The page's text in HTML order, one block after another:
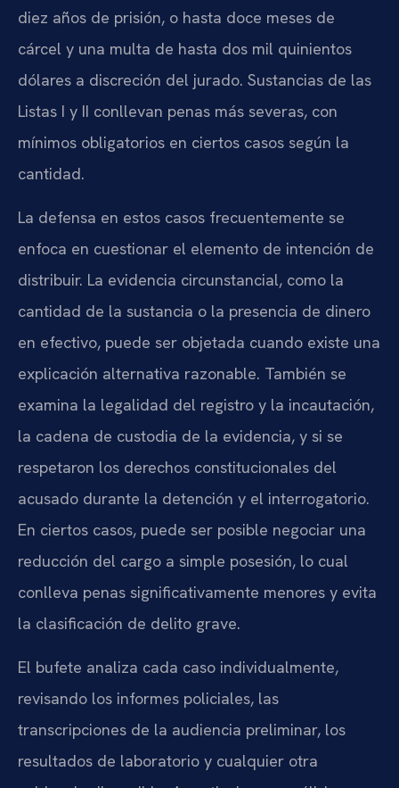
diez años de prisión, o hasta doce meses de
cárcel y una multa de hasta dos mil quinientos
dólares a discreción del jurado. Sustancias de las
Listas I y II conllevan penas más severas, con
mínimos obligatorios en ciertos casos según la
cantidad.
La defensa en estos casos frecuentemente se
enfoca en cuestionar el elemento de intención de
distribuir. La evidencia circunstancial, como la
cantidad de la sustancia o la presencia de dinero
en efectivo, puede ser objetada cuando existe una
explicación alternativa razonable. También se
examina la legalidad del registro y la incautación,
la cadena de custodia de la evidencia, y si se
respetaron los derechos constitucionales del
acusado durante la detención y el interrogatorio.
En ciertos casos, puede ser posible negociar una
reducción del cargo a simple posesión, lo cual
conlleva penas significativamente menores y evita
la clasificación de delito grave.
El bufete analiza cada caso individualmente,
revisando los informes policiales, las
transcripciones de la audiencia preliminar, los
resultados de laboratorio y cualquier otra